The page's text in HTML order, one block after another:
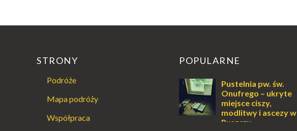
STRONY
Podróże
Mapa podróży
Współpraca
POPULARNE
Pustelnia pw. św.
Onufrego – ukryte
miejsce ciszy,
modlitwy i ascezy w
Puszczy